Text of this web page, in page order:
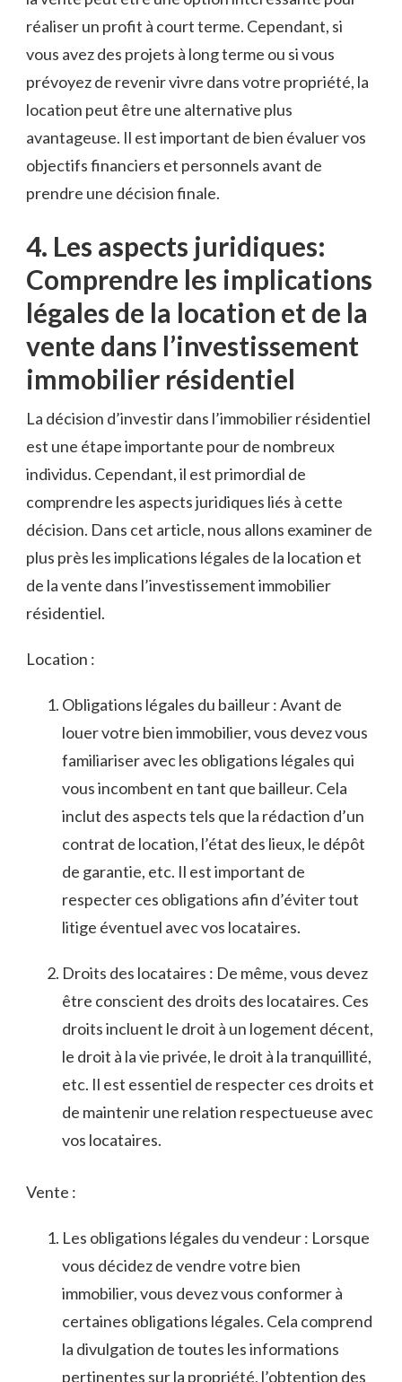
réaliser un profit à court ‌terme. Cependant, si
vous ​avez des projets à long terme ou si vous
prévoyez ⁣de revenir ⁣vivre dans votre propriété, la ​
location peut être une alternative plus
‍avantageuse. Il est important ​de bien⁢ évaluer vos
⁣objectifs financiers et personnels avant de
prendre une‌ décision finale.
4. Les ‍aspects juridiques:
Comprendre les implications
légales de la location et de‍ la
vente​ dans l’investissement
immobilier résidentiel
La décision d’investir dans l’immobilier résidentiel
est une étape importante pour⁤ de ⁣nombreux
individus. Cependant, il est primordial⁤ de
comprendre les aspects juridiques liés à cette
‍décision. ⁢Dans​ cet article, nous allons examiner de
plus près les implications légales de la location et
de la vente dans l’investissement immobilier
résidentiel.
Location :
Obligations légales du bailleur⁢ : ⁤Avant de
louer votre bien ‍immobilier, vous devez vous
familiariser avec ⁢les obligations légales qui
vous incombent en tant que bailleur. Cela
inclut des aspects tels que la rédaction d’un
contrat de location, l’état des lieux, le dépôt⁤
de garantie, etc. Il est important de
respecter ces obligations afin⁤ d’éviter tout
litige éventuel avec vos locataires.
Droits des locataires : De même, vous devez
être conscient des droits des ‍locataires. Ces
droits incluent le‌ droit à un logement décent,
le droit​ à la vie privée, le ‌droit à la tranquillité,
etc. Il ⁤est essentiel ⁢de respecter ces ​droits et
de maintenir une relation respectueuse avec
vos‌ locataires.
Vente :
Les obligations ‍légales du vendeur : Lorsque
vous décidez⁤ de vendre votre bien
immobilier, vous devez​ vous ‍conformer ‍à
certaines obligations légales. Cela comprend
la divulgation de toutes les ​informations
pertinentes sur la‍ propriété, l’obtention des